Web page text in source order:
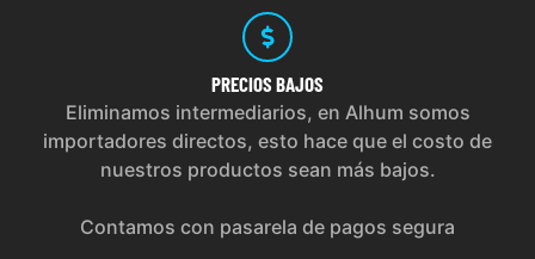
PRECIOS BAJOS
Eliminamos intermediarios, en Alhum somos
importadores directos, esto hace que el costo de
nuestros productos sean más bajos.
Contamos con pasarela de pagos segura